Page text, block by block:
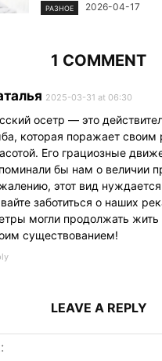
РАЗНОЕ 2026-04-17
1 COMMENT
2025-03-31 at 06:30
осетр — это
которая поражает
Его грациозные
бы нам о величии
этот вид
заботиться о наших
могли продолжать жить
существованием!
LEAVE A REPLY